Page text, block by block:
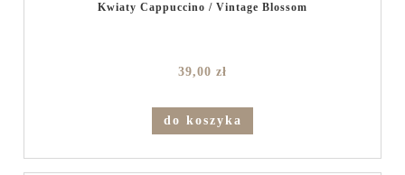
Kwiaty Cappuccino / Vintage Blossom
39,00 zł
do koszyka